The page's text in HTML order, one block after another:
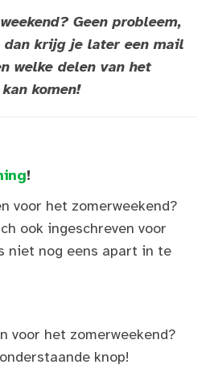
Geen probleem,
krijg je later een mail
welke delen van het
komen!
!
voor het zomerweekend?
ook ingeschreven voor
niet nog eens apart in te
voor het zomerweekend?
knop!